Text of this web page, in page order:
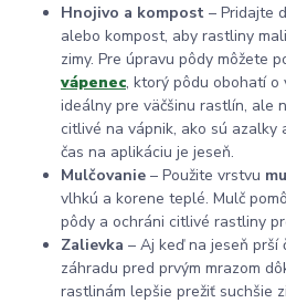
Hnojivo a kompost – Pridajte
alebo kompost, aby rastliny
zimy. Pre úpravu pôdy môžete
vápenec, ktorý pôdu obohatí o
ideálny pre väčšinu rastlín, ale
citlivé na vápnik, ako sú azalky
čas na aplikáciu je jeseň.
Mulčovanie – Použite vrstvu
vlhkú a korene teplé. Mulč
pôdy a ochráni citlivé rastliny
Zalievka – Aj keď na jeseň prší
záhradu pred prvým mrazom
rastlinám lepšie prežiť suchšie